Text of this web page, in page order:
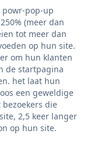
pop-up
(meer dan
tot meer dan
op hun site.
om hun klanten
de startpagina
het laat hun
een geweldige
die
2,5 keer langer
op hun site.